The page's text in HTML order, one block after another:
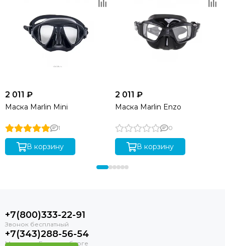
2 011 ₽
Маска Marlin Mini
1
В корзину
2 011 ₽
Маска Marlin Enzo
0
В корзину
+7(800)333-22-91
+7(343)288-56-54